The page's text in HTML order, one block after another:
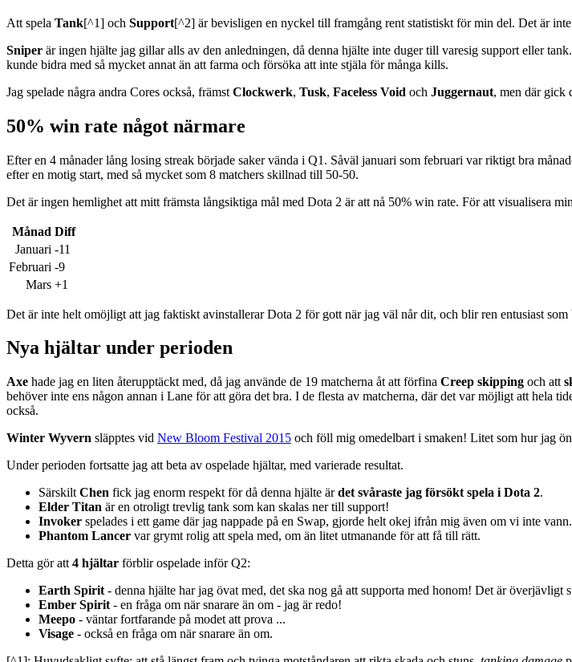
Att spela Tank[^1] och Support[^2] är bevisligen en nyckel till framgång rent statistiskt för min del. Det är
Sniper är ingen hjälte jag gillar alls av den anledningen, då denna hjälte inte duger till varesig support eller
kunde bidra med så mycket annat än att farma och försöka att inte stjäla för många kills.
Jag spelade några andra Cores också, främst Clockwerk, Tusk, Faceless Void och Juggernaut, men där gick
50% win rate något närmare
Efter en 4 månader lång losing streak började saker vända i Q1. Såväl januari som februari var riktigt bra
efter en motig start, med så mycket som 8 matchers skillnad till 50-50.
Det är ingen hemlighet att mitt främsta långsiktiga mål med Dota 2 är att nå 50% win rate. För att visualisera
Månad Diff
Januari -11
Februari -9
Mars +1
Det är inte helt omöjligt att jag faktiskt avinstallerar Dota 2 för gott när jag väl når dit, och blir ren entusiast som
Nya hjältar under perioden
Axe hade jag en liten återupptäckt med, då jag använde de 19 matcherna åt att förfina Creep skipping och att
behöver inte ens någon annan i Lane för att göra det bra. I de flesta av matcherna, där det var möjligt att hela
också.
Winter Wyvern släpptes vid New Bloom Festival 2015 och föll mig omedelbart i smaken! Litet som hur jag
Under perioden fortsatte jag att beta av ospelade hjältar, med varierade resultat.
Särskilt Chen fick jag enorm respekt för då denna hjälte ärdet svåraste jag försökt spela i Dota 2.
Elder Titan är en otroligt trevlig tank som kan skalas ner till support!
Invoker spelades i ett game där jag nappade på en Swap, gjorde helt okej ifrån mig även om vi inte vann.
Phantom Lancer var grymt rolig att spela med, om än litet utmanande för att få till rätt.
Detta gör att 4 hjältar förblir ospelade inför Q2:
Earth Spirit - denna hjälte har jag övat med, det ska nog gå att supporta med honom! Det är överjävligt
Ember Spirit - en fråga om när snarare än om - jag är redo!
Meepo - väntar fortfarande på modet att prova ...
Visage - också en fråga om när snarare än om.